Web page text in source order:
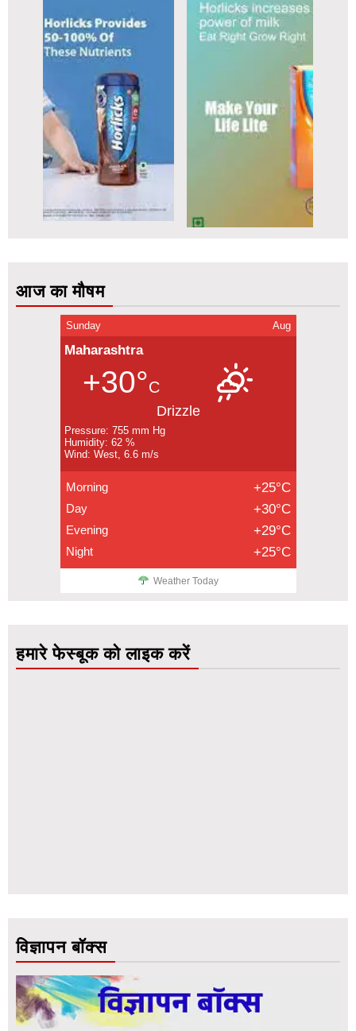
आज का मौषम
Sunday Aug
Maharashtra
+30°C
Drizzle
Pressure: 755 mm Hg
Humidity: 62 %
Wind: West, 6.6 m/s
Morning +25°C
Day +30°C
Evening +29°C
Night +25°C
Weather Today
हमारे फेस्बूक को लाइक करें
विज्ञापन बॉक्स